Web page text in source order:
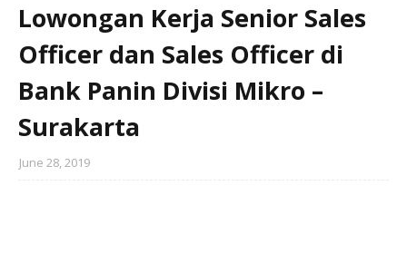
Lowongan Kerja Senior Sales
Officer dan Sales Officer di
Bank Panin Divisi Mikro –
Surakarta
June 28, 2019